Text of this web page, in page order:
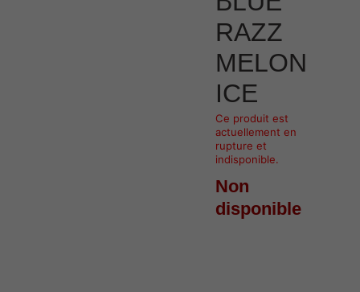
RAZZ
MELON
ICE
Ce produit est
actuellement en
rupture et
indisponible.
Non
disponible